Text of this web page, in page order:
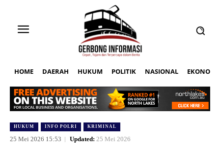
HOME DAERAH HUKUM POLITIK NASIONAL EKONOMI
HUKUM INFO POLRI KRIMINAL
25 Mei 2026 15:53 Updated: 25 Mei 2026